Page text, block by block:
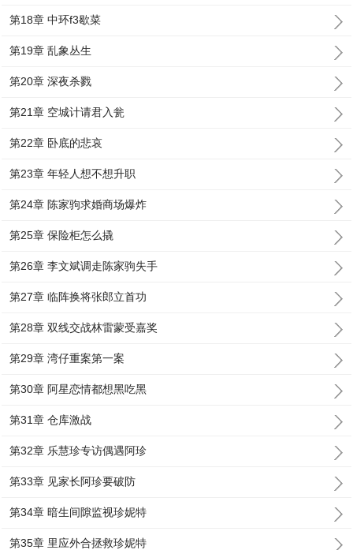
第18章 中环f3歇菜
第19章 乱象丛生
第20章 深夜杀戮
第21章 空城计请君入瓮
第22章 卧底的悲哀
第23章 年轻人想不想升职
第24章 陈家驹求婚商场爆炸
第25章 保险柜怎么撬
第26章 李文斌调走陈家驹失手
第27章 临阵换将张郎立首功
第28章 双线交战林雷蒙受嘉奖
第29章 湾仔重案第一案
第30章 阿星恋情都想黑吃黑
第31章 仓库激战
第32章 乐慧珍专访偶遇阿珍
第33章 见家长阿珍要破防
第34章 暗生间隙监视珍妮特
第35章 里应外合拯救珍妮特